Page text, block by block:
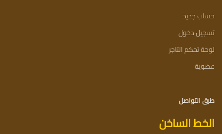
حساب جديد
تسجيل دخول
لوحة تحكم التاجر
عضوية
طرق التواصل
الخط الساخن